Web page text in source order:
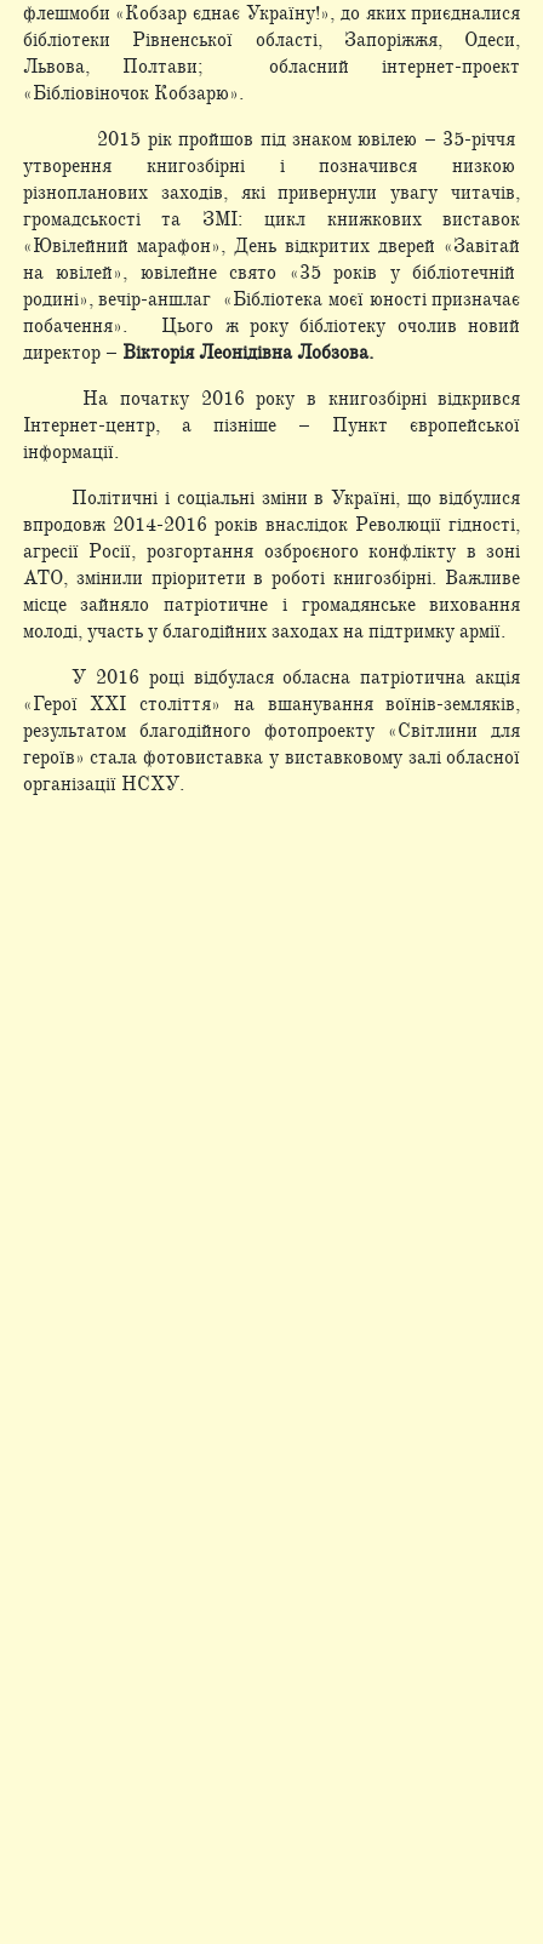
флешмоби «Кобзар єднає Україну!», до яких приєдналися
бібліотеки Рівненської області, Запоріжжя, Одеси,
Львова, Полтави; обласний інтернет-проект
«Бібліовіночок Кобзарю».
2015 рік пройшов під знаком ювілею – 35-річчя
утворення книгозбірні і позначився низкою
різнопланових заходів, які привернули увагу читачів,
громадськості та ЗМІ: цикл книжкових виставок
«Ювілейний марафон», День відкритих дверей «Завітай
на ювілей», ювілейне свято «35 років у бібліотечній
родині», вечір-аншлаг «Бібліотека моєї юності призначає
побачення». Цього ж року бібліотеку очолив новий
директор – Вікторія Леонідівна Лобзова.
На початку 2016 року в книгозбірні відкрився
Інтернет-центр, а пізніше – Пункт європейської
інформації.
Політичні і соціальні зміни в Україні, що відбулися
впродовж 2014-2016 років внаслідок Революції гідності,
агресії Росії, розгортання озброєного конфлікту в зоні
АТО, змінили пріоритети в роботі книгозбірні. Важливе
місце зайняло патріотичне і громадянське виховання
молоді, участь у благодійних заходах на підтримку армії.
У 2016 році відбулася обласна патріотична акція
«Герої ХХІ століття» на вшанування воїнів-земляків,
результатом благодійного фотопроекту «Світлини для
героїв» стала фотовиставка у виставковому залі обласної
організації НСХУ.